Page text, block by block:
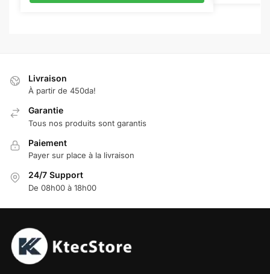
Livraison
À partir de 450da!
Garantie
Tous nos produits sont garantis
Paiement
Payer sur place à la livraison
24/7 Support
De 08h00 à 18h00